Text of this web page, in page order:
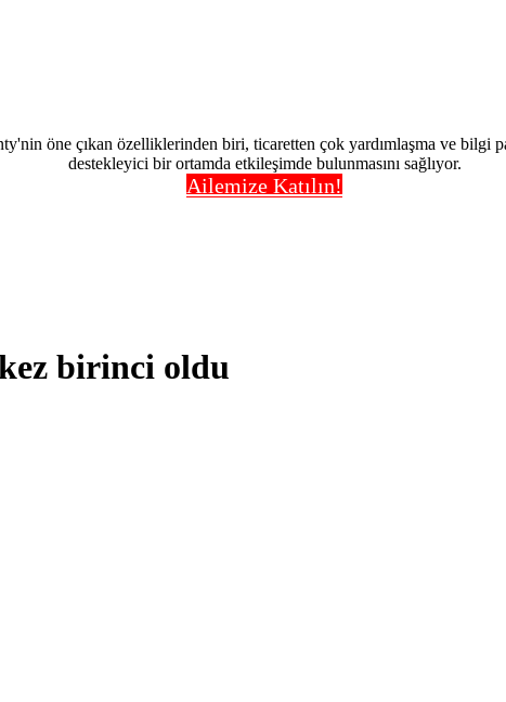
öne çıkan özelliklerinden biri, ticaretten çok yardımlaşma ve bilgi
destekleyici bir ortamda etkileşimde bulunmasını sağlıyor.
Ailemize Katılın!
birinci oldu